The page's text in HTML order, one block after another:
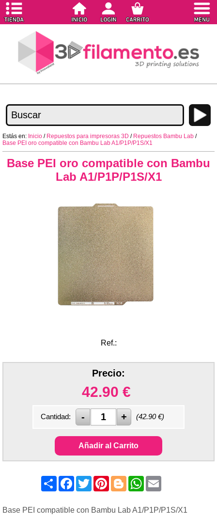
Estás en: Inicio / Repuestos para impresoras 3D / Repuestos Bambu Lab /
Base PEI oro compatible con Bambu Lab A1/P1P/P1S/X1
Base PEI oro compatible con Bambu
Lab A1/P1P/P1S/X1
Ref.:
Precio:
42.90 €
Cantidad: (42.90€)
Añadir al Carrito
ShareFacebook
TwitterPinterest
BloggerWhatsApp
Base PEI compatible con Bambu Lab A1/P1P/P1S/X1